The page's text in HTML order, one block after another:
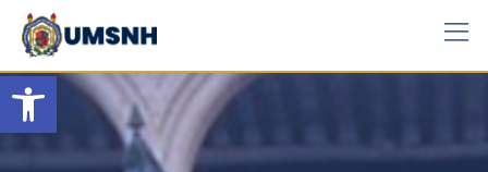
Open toolbar
Skip
content